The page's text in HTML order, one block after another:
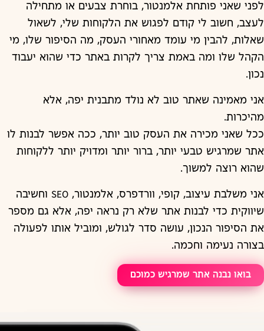
לפני שאני פותחת אלמנטור, בוחרת צבעים או מתחילה
לעצב, חשוב לי קודם לפגוש את הלקוחות שלי, לשאול
שאלות, להבין מי עומד מאחורי העסק, מה הסיפור שלו, מי
הקהל שלו ומה באמת צריך לקרות באתר כדי שהוא יעבוד
נכון.
אני מאמינה שאתר טוב לא נולד מתבנית יפה, אלא
מהיכרות.
ככל שאני מכירה את העסק טוב יותר, ככה אפשר לבנות לו
אתר שמרגיש טבעי יותר, ברור יותר ומדויק יותר ללקוחות
שהוא רוצה למשוך.
אני משלבת עיצוב, קופי, וורדפרס, אלמנטור, SEO וחשיבה
שיווקית כדי לבנות אתר שלא רק נראה יפה, אלא גם מספר
את הסיפור הנכון, עושה סדר לגולש, ומוביל אותו לפעולה
בצורה נעימה וחכמה.
בואו נבנה אתר שמרגיש כמוכם